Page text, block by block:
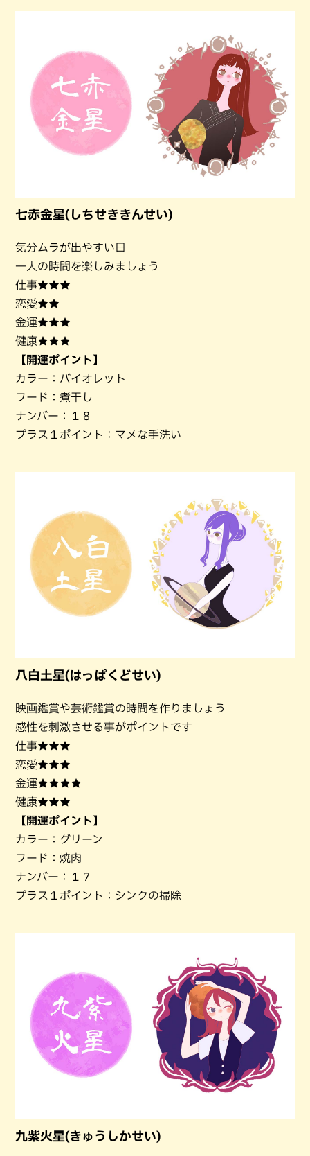
七赤金星(しちせききんせい)
気分ムラが出やすい日
一人の時間を楽しみましょう
仕事★★★
恋愛★★
金運★★★
健康★★★
【開運ポイント】
カラー：バイオレット
フード：煮干し
ナンバー：１８
プラス１ポイント：マメな手洗い
八白土星(はっぱくどせい)
映画鑑賞や芸術鑑賞の時間を作りましょう
感性を刺激させる事がポイントです
仕事★★★
恋愛★★★
金運★★★★
健康★★★
【開運ポイント】
カラー：グリーン
フード：焼肉
ナンバー：１７
プラス１ポイント：シンクの掃除
九紫火星(きゅうしかせい)